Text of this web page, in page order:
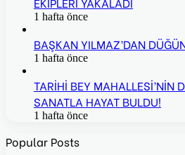
1 hafta önce
BAŞKAN YILMAZ’DAN
1 hafta önce
TARİHİ BEY MAHALLESİ’NİN
SANATLA HAYAT BULDU!
1 hafta önce
Popular Posts